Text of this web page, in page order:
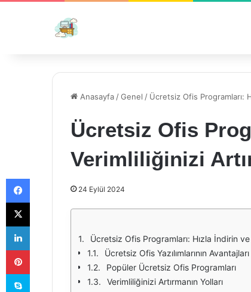
Anasayfa /Genel / Ücretsiz Ofis Programları:
Ücretsiz Ofis
Verimliliğinizi
24 Eylül 2024
Ücretsiz Ofis Programları: Hızla İndirin ve
Ücretsiz Ofis Yazılımlarının Avantajları
Popüler Ücretsiz Ofis Programları
Verimliliğinizi Artırmanın Yolları
Facebook
X
LinkedIn
Pinterest
Skype